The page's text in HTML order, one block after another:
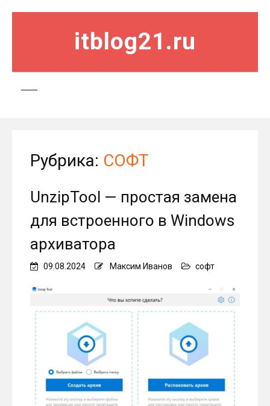
itblog21.ru
Рубрика: СОФТ
UnzipTool — простая замена
для встроенного в Windows
архиватора
09.08.2024 Максим Иванов софт